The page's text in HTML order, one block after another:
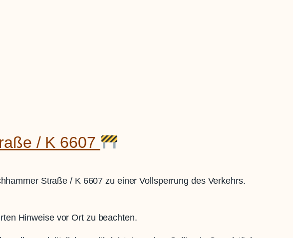
/ K 6607
Straße / K 6607 zu einer Vollsperrung des Verkehrs.
Hinweise vor Ort zu beachten.